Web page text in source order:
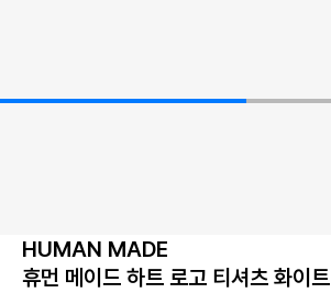
HUMAN MADE
휴먼 메이드 하트 로고 티셔츠 화이트